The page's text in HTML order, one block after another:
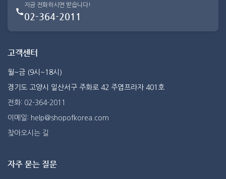
지금 전화하시면 받습니다!
02-364-2011
고객센터
월~금 (9시~18시)
경기도 고양시 일산서구 주화로 42 주엽프라자 401호
전화: 02-364-2011
이메일: help@shopofkorea.com
찾아오시는 길
자주 묻는 질문